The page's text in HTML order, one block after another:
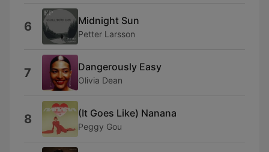
6 Midnight Sun
Petter Larsson
7 Dangerously Easy
Olivia Dean
8 (It Goes Like) Nanana
Peggy Gou